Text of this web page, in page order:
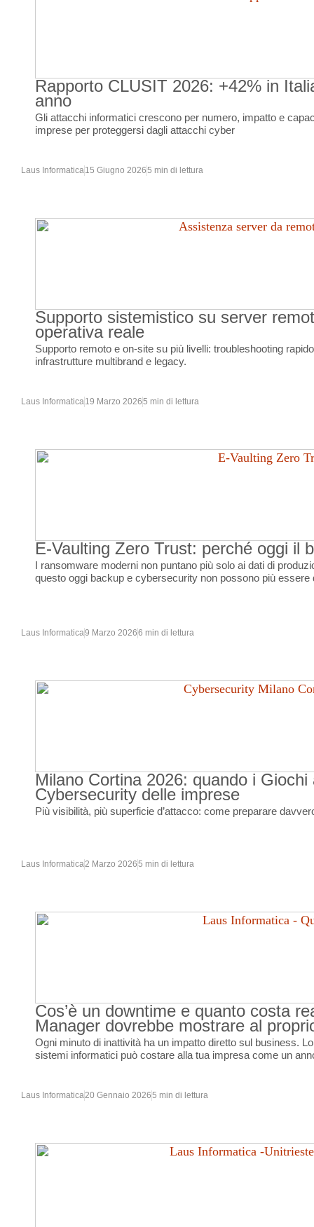
Rapporto CLUSIT 2026: +42% in
anno
Gli attacchi informatici crescono per numero, impatto e
imprese per proteggersi dagli attacchi cyber
Laus Informatica15 Giugno 20265 min di lettura
Supporto sistemistico su server
operativa reale
Supporto remoto e on-site su più livelli: troubleshooting
infrastrutture multibrand e legacy.
Laus Informatica19 Marzo 20265 min di lettura
E-Vaulting Zero Trust: perché oggi il
I ransomware moderni non puntano più solo ai dati di
questo oggi backup e cybersecurity non possono più essere
Laus Informatica9 Marzo 20266 min di lettura
Milano Cortina 2026: quando i
Cybersecurity delle imprese
Più visibilità, più superficie d’attacco: come preparare
Laus Informatica2 Marzo 20265 min di lettura
Cos’è un downtime e quanto costa
Manager dovrebbe mostrare al
Ogni minuto di inattività ha un impatto diretto sul business.
sistemi informatici può costare alla tua impresa come un
Laus Informatica20 Gennaio 20265 min di lettura